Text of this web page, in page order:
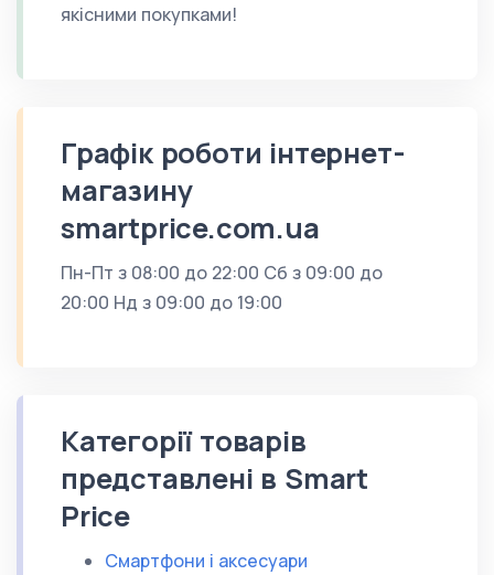
якісними покупками!
Графік роботи інтернет-
магазину
smartprice.com.ua
Пн-Пт з 08:00 до 22:00 Сб з 09:00 до
20:00 Нд з 09:00 до 19:00
Категорії товарів
представлені в Smart
Price
Смартфони і аксесуари